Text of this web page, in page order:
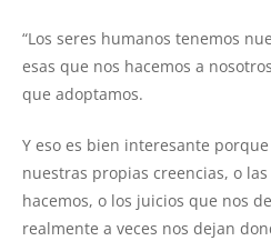
“Los seres humanos tenemos
esas que nos hacemos a
que adoptamos.
Y eso es bien interesante
nuestras propias creencias, o
hacemos, o los juicios que nos
realmente a veces nos dejan